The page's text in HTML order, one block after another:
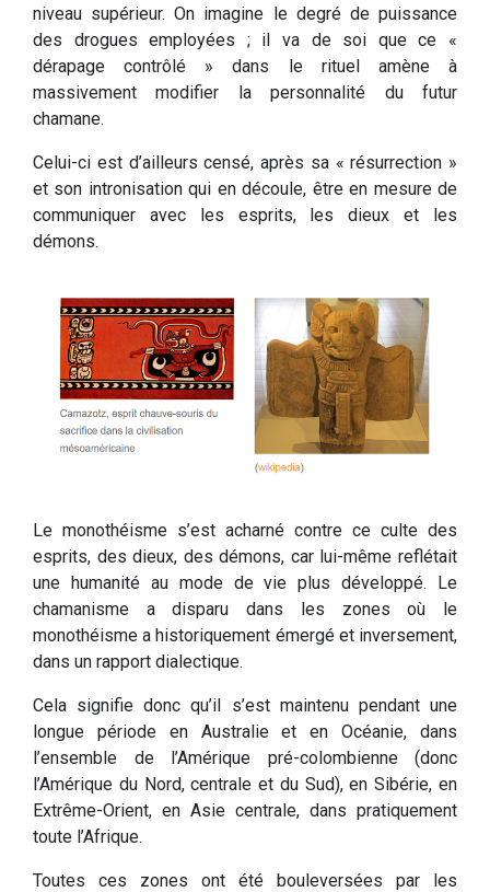
niveau supérieur. On imagine le degré de puissance
des drogues employées ; il va de soi que ce «
dérapage contrôlé » dans le rituel amène à
massivement modifier la personnalité du futur
chamane.
Celui-ci est d’ailleurs censé, après sa « résurrection »
et son intronisation qui en découle, être en mesure de
communiquer avec les esprits, les dieux et les
démons.
Le monothéisme s’est acharné contre ce culte des
esprits, des dieux, des démons, car lui-même reflétait
une humanité au mode de vie plus développé. Le
chamanisme a disparu dans les zones où le
monothéisme a historiquement émergé et inversement,
dans un rapport dialectique.
Cela signifie donc qu’il s’est maintenu pendant une
longue période en Australie et en Océanie, dans
l’ensemble de l’Amérique pré-colombienne (donc
l’Amérique du Nord, centrale et du Sud), en Sibérie, en
Extrême-Orient, en Asie centrale, dans pratiquement
toute l’Afrique.
Toutes ces zones ont été bouleversées par les